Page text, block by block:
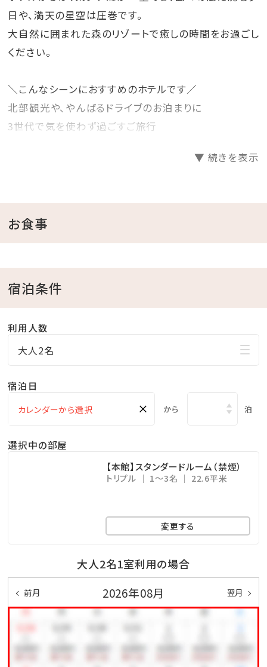
日や、満天の星空は圧巻です。
大自然に囲まれた森のリゾートで癒しの時間をお過ごし
ください。
＼こんなシーンにおすすめのホテルです／
北部観光や、やんばるドライブのお泊まりに
3世代で気を使わず過ごすご旅行
手持ち花火可能時間：19:00〜21:00（ホテル前スペース
利用）
部屋もチェック▼
【本館】スタンダードルームはこちら＞＞＞
【本館】デラックスルームはこちら＞＞＞
ご宿泊者様は、大浴場（クラブハウス内：ホテルより徒歩
約2分）をご利用いただけます。
※3歳までは、無料
ご利用可能時間：16:00～23:00（最終受付 22:30）
ご宿泊者様限定、特別割引料金：お一人様 特別料
金“18H 2,200円”でプレー頂けます！
※レンタル品は有料
A 貸しクラブ（ハーフセット）1,100円
B 貸しカート（1台につき） 500円
C ロッカー無料
※ゴルフご希望の場合は、必ず事前にゴルフ場クラブハ
▼ 続きを表示
お食事
宿泊条件
利用人数
大人2名
宿泊日
× から 泊
選択中の部屋
【本館】スタンダードルーム（禁煙）
トリプル 1～3名 22.6平米
変更する
大人2名1室利用の場合
前月 2026年08月 翌月